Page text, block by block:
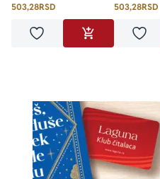
503,28RSD
Dodaj u omiljeneDODAJ U KORPU
503,28RSD